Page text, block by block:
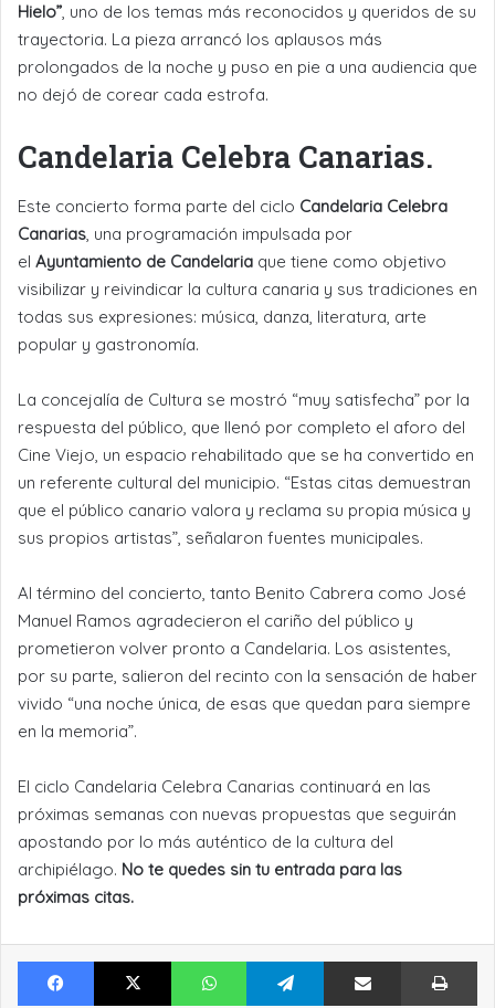
Hielo”, uno de los temas más reconocidos y queridos de su
trayectoria. La pieza arrancó los aplausos más
prolongados de la noche y puso en pie a una audiencia que
no dejó de corear cada estrofa.
Candelaria Celebra Canarias.
Este concierto forma parte del ciclo Candelaria Celebra
Canarias, una programación impulsada por
el Ayuntamiento de Candelaria que tiene como objetivo
visibilizar y reivindicar la cultura canaria y sus tradiciones en
todas sus expresiones: música, danza, literatura, arte
popular y gastronomía.
La concejalía de Cultura se mostró “muy satisfecha” por la
respuesta del público, que llenó por completo el aforo del
Cine Viejo, un espacio rehabilitado que se ha convertido en
un referente cultural del municipio. “Estas citas demuestran
que el público canario valora y reclama su propia música y
sus propios artistas”, señalaron fuentes municipales.
Al término del concierto, tanto Benito Cabrera como José
Manuel Ramos agradecieron el cariño del público y
prometieron volver pronto a Candelaria. Los asistentes,
por su parte, salieron del recinto con la sensación de haber
vivido “una noche única, de esas que quedan para siempre
en la memoria”.
El ciclo Candelaria Celebra Canarias continuará en las
próximas semanas con nuevas propuestas que seguirán
apostando por lo más auténtico de la cultura del
archipiélago. No te quedes sin tu entrada para las
próximas citas.
Facebook X WhatsApp Telegram Compartir por Email